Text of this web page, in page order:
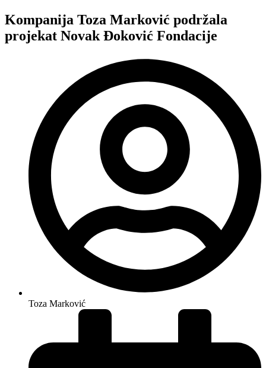
Kompanija Toza Marković podržala
projekat Novak Đoković Fondacije
Toza Marković